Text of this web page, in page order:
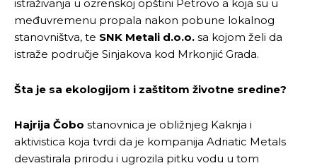
istraživanja u ozrenskoj opštini Petrovo a koja su u
međuvremenu propala nakon pobune lokalnog
stanovništva, te SNK Metali d.o.o. sa kojom želi da
istraže područje Sinjakova kod Mrkonjić Grada.
Šta je sa ekologijom i zaštitom životne sredine?
Hajrija Čobo stanovnica je obližnjeg Kaknja i
aktivistica koja tvrdi da je kompanija Adriatic Metals
devastirala prirodu i ugrozila pitku vodu u tom